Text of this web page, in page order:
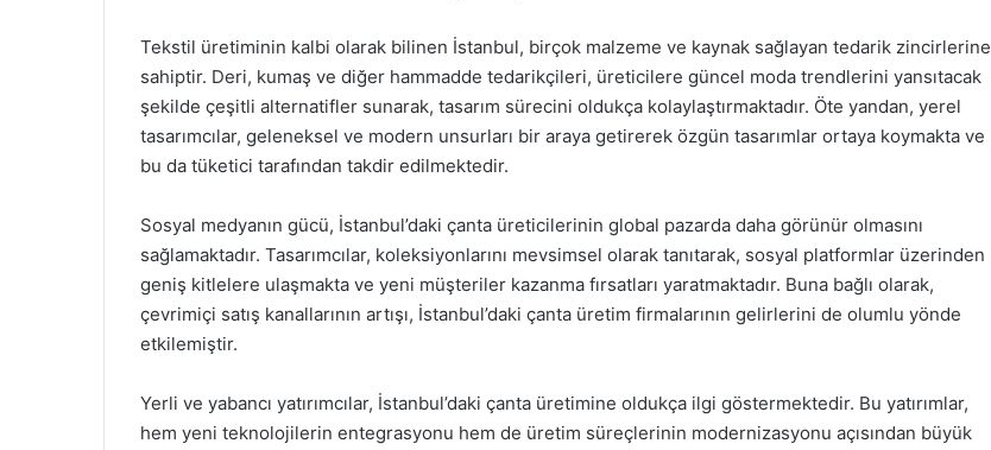
Tekstil üretiminin kalbi olarak bilinen İstanbul, birçok malzeme ve kaynak sağlayan tedarik zincirlerine
sahiptir. Deri, kumaş ve diğer hammadde tedarikçileri, üreticilere güncel moda trendlerini yansıtacak
şekilde çeşitli alternatifler sunarak, tasarım sürecini oldukça kolaylaştırmaktadır. Öte yandan, yerel
tasarımcılar, geleneksel ve modern unsurları bir araya getirerek özgün tasarımlar ortaya koymakta ve
bu da tüketici tarafından takdir edilmektedir.
Sosyal medyanın gücü, İstanbul’daki çanta üreticilerinin global pazarda daha görünür olmasını
sağlamaktadır. Tasarımcılar, koleksiyonlarını mevsimsel olarak tanıtarak, sosyal platformlar üzerinden
geniş kitlelere ulaşmakta ve yeni müşteriler kazanma fırsatları yaratmaktadır. Buna bağlı olarak,
çevrimiçi satış kanallarının artışı, İstanbul’daki çanta üretim firmalarının gelirlerini de olumlu yönde
etkilemiştir.
Yerli ve yabancı yatırımcılar, İstanbul’daki çanta üretimine oldukça ilgi göstermektedir. Bu yatırımlar,
hem yeni teknolojilerin entegrasyonu hem de üretim süreçlerinin modernizasyonu açısından büyük